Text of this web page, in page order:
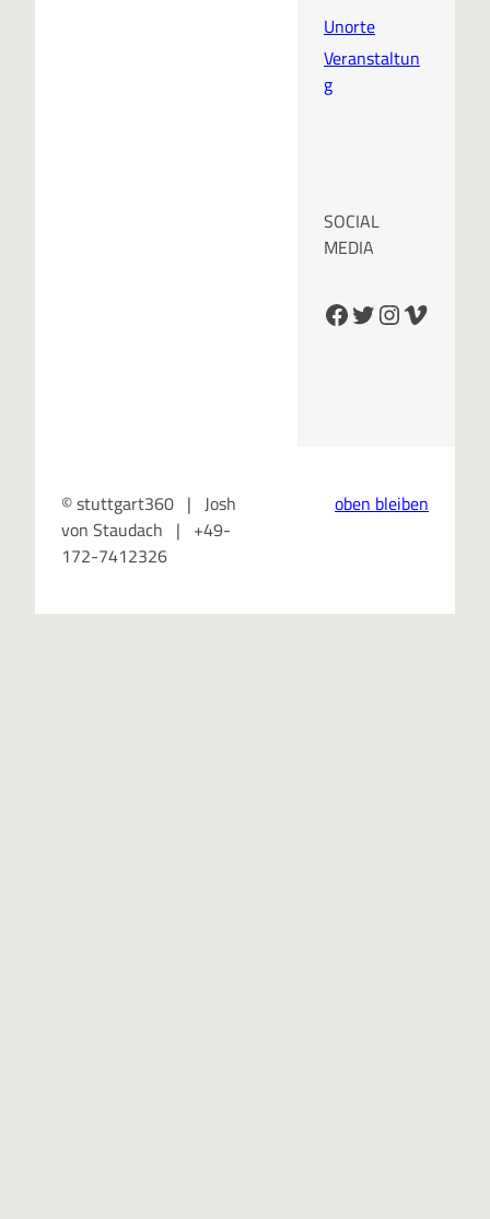
Unorte
Veranstaltun
g
SOCIAL
MEDIA
Facebook Twitter InstagramVimeo
© stuttgart360 | Josh
von Staudach | +49-
172-7412326
oben bleiben